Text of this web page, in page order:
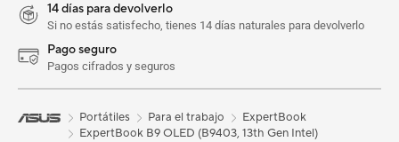
14 días para devolverlo
Si no estás satisfecho, tienes 14 días naturales para devolverlo
Pago seguro
Pagos cifrados y seguros
Portátiles Para el trabajo
ExpertBook
ExpertBook B9 OLED (B9403, 13th Gen Intel)